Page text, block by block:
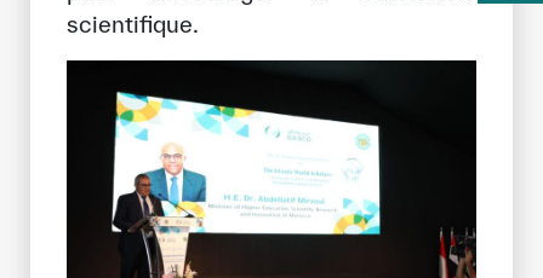
scientifique.